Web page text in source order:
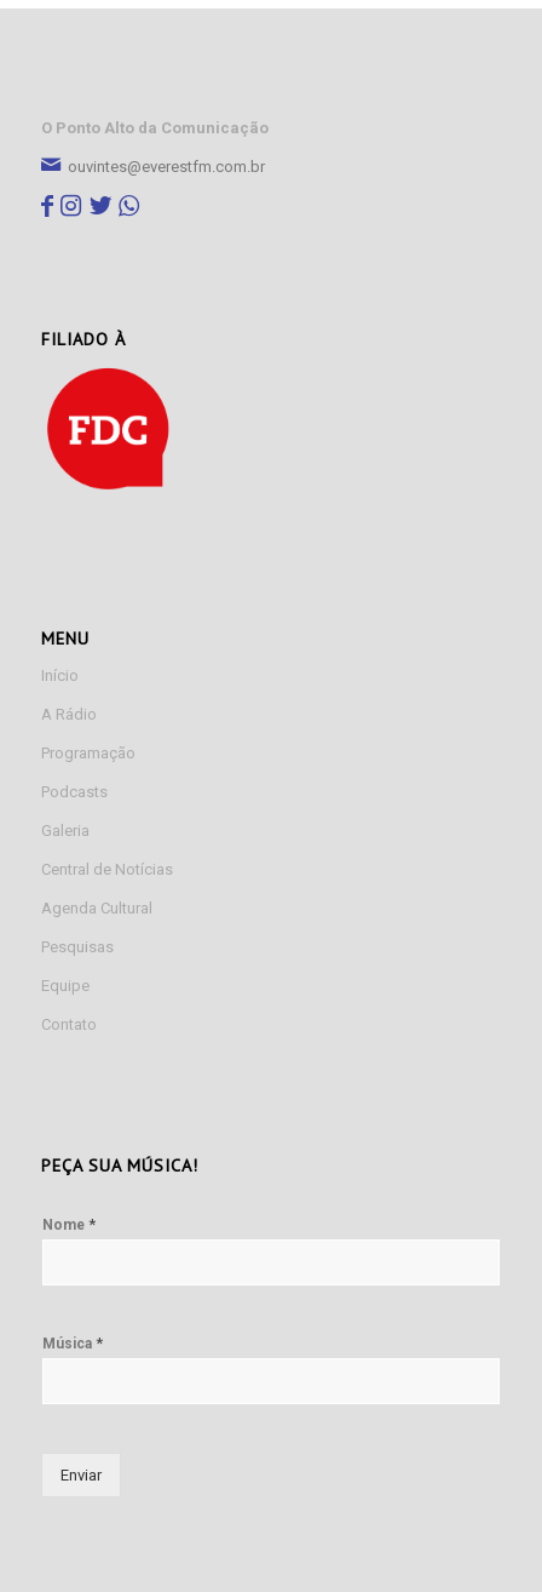
O Ponto Alto da Comunicação
ouvintes@everestfm.com.br
FILIADO À
MENU
Início
A Rádio
Programação
Podcasts
Galeria
Central de Notícias
Agenda Cultural
Pesquisas
Equipe
Contato
PEÇA SUA MÚSICA!
Nome *
Música *
Enviar